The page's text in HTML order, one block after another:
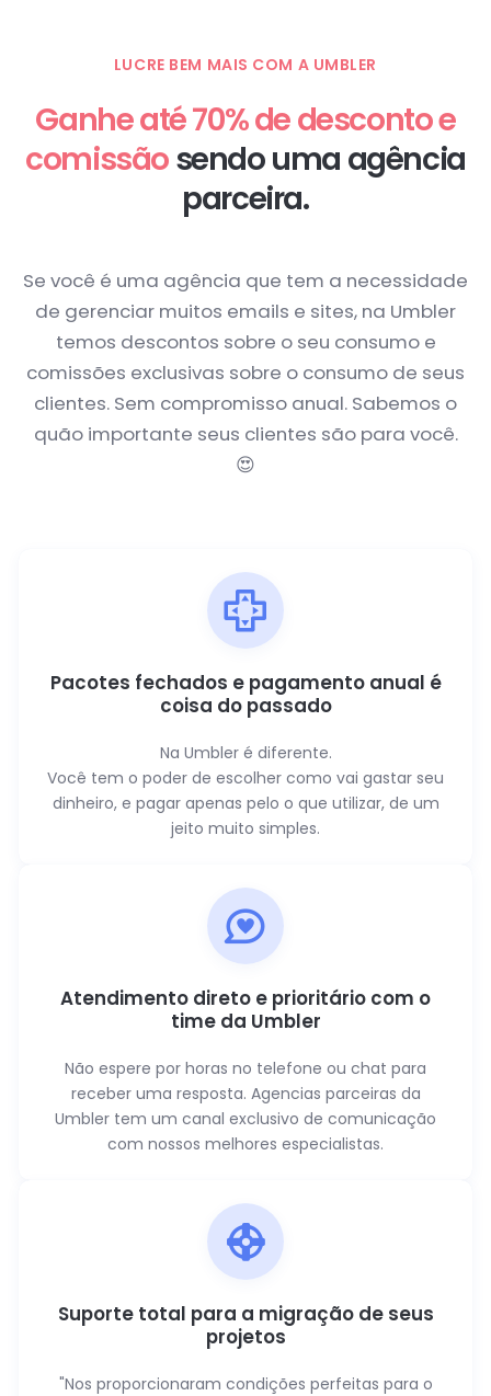
LUCRE BEM MAIS COM A UMBLER
Ganhe até 70% de desconto e
comissãosendo uma agência
parceira.
Se você é uma agência que tem a necessidade
de gerenciar muitos emails e sites, na Umbler
temos descontos sobre o seu consumo e
comissões exclusivas sobre o consumo de seus
clientes. Sem compromisso anual. Sabemos o
quão importante seus clientes são para você.
😍
Pacotes fechados e pagamento anual é
coisa do passado
Na Umbler é diferente.
Você tem o poder de escolher como vai gastar seu
dinheiro, e pagar apenas pelo o que utilizar, de um
jeito muito simples.
Atendimento direto e prioritário com o
time da Umbler
Não espere por horas no telefone ou chat para
receber uma resposta. Agencias parceiras da
Umbler tem um canal exclusivo de comunicação
com nossos melhores especialistas.
Suporte total para a migração de seus
projetos
"Nos proporcionaram condições perfeitas para o